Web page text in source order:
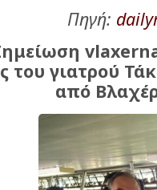
Πηγή:
του γιατρού
από